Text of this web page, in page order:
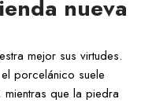
nueva
mejor sus virtudes.
porcelánico suele
que la piedra